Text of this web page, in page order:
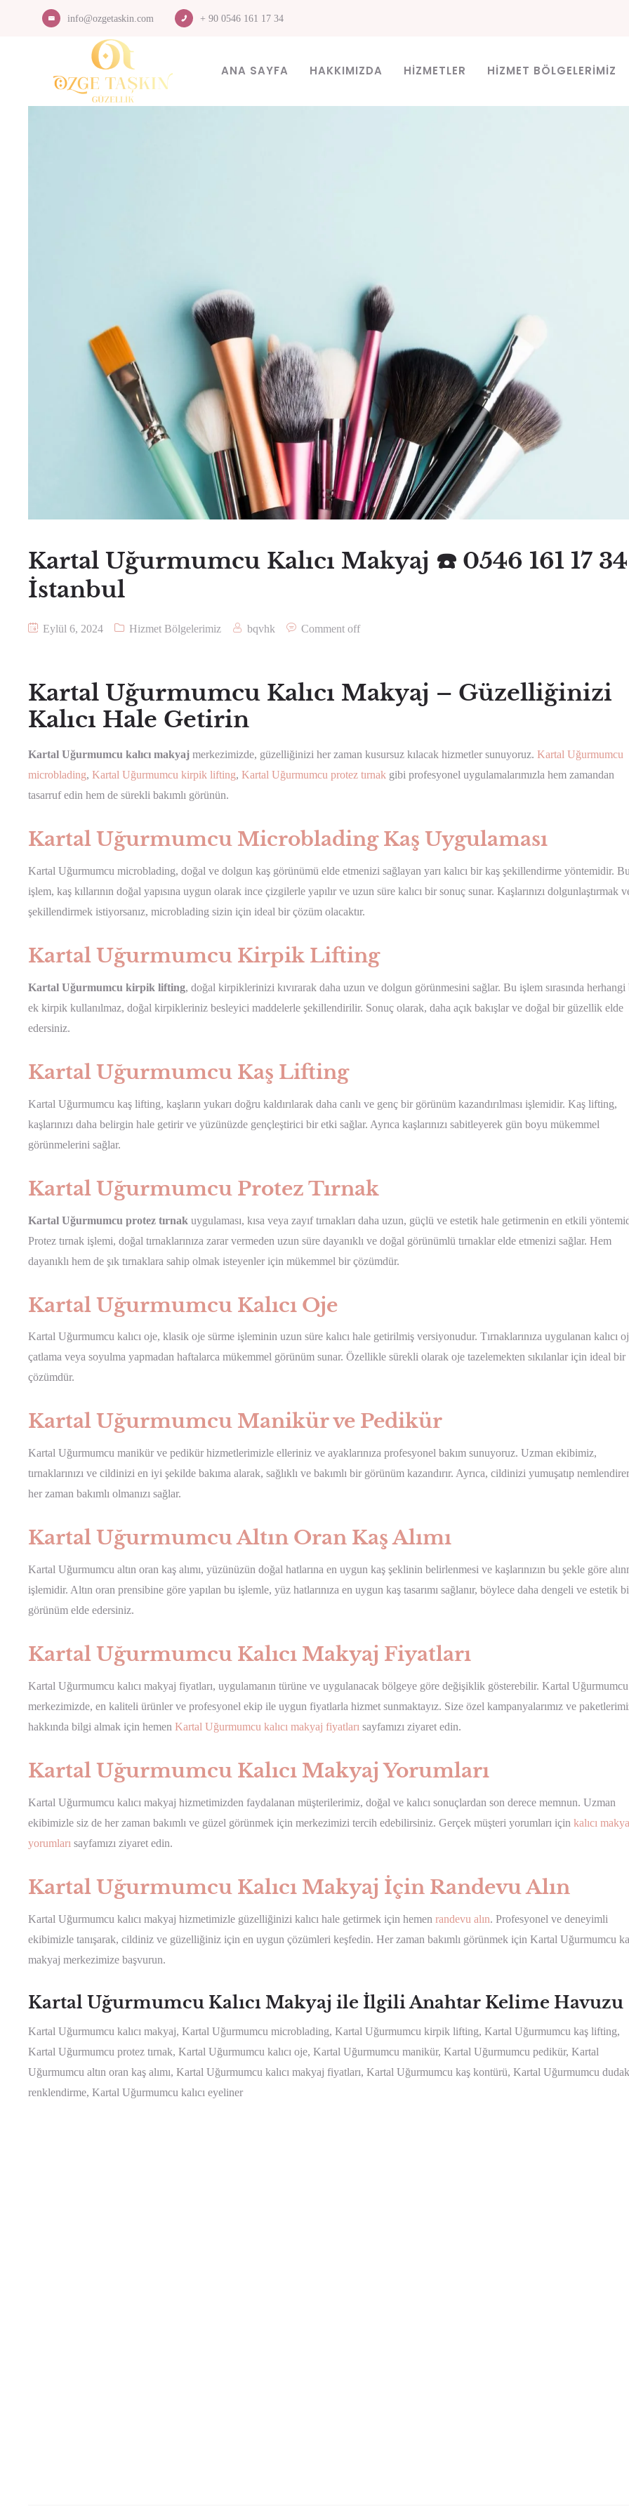
info@ozgetaskin.com + 90 0546 161 17 34
ANA SAYFA HAKKIMIZDA HIZMETLER HIZMET BÖLGELERIMIZ
Kartal Uğurmumcu Kalıcı Makyaj ☎️ 0546 161 17 34 |
İstanbul
Eylül 6, 2024 Hizmet Bölgelerimiz bqvhk Comment off
Kartal Uğurmumcu Kalıcı Makyaj – Güzelliğinizi
Kalıcı Hale Getirin
Kartal Uğurmumcu kalıcı makyaj merkezimizde, güzelliğinizi her zaman kusursuz kılacak hizmetler sunuyoruz. Kartal Uğurmumcu
microblading, Kartal Uğurmumcu kirpik lifting, Kartal Uğurmumcu protez tırnak gibi profesyonel uygulamalarımızla hem zamandan
tasarruf edin hem de sürekli bakımlı görünün.
Kartal Uğurmumcu Microblading Kaş Uygulaması
Kartal Uğurmumcu microblading, doğal ve dolgun kaş görünümü elde etmenizi sağlayan yarı kalıcı bir kaş şekillendirme yöntemidir. Bu
işlem, kaş kıllarının doğal yapısına uygun olarak ince çizgilerle yapılır ve uzun süre kalıcı bir sonuç sunar. Kaşlarınızı dolgunlaştırmak
şekillendirmek istiyorsanız, microblading sizin için ideal bir çözüm olacaktır.
Kartal Uğurmumcu Kirpik Lifting
Kartal Uğurmumcu kirpik lifting, doğal kirpiklerinizi kıvırarak daha uzun ve dolgun görünmesini sağlar. Bu işlem sırasında herhangi
ek kirpik kullanılmaz, doğal kirpikleriniz besleyici maddelerle şekillendirilir. Sonuç olarak, daha açık bakışlar ve doğal bir güzellik elde
edersiniz.
Kartal Uğurmumcu Kaş Lifting
Kartal Uğurmumcu kaş lifting, kaşların yukarı doğru kaldırılarak daha canlı ve genç bir görünüm kazandırılması işlemidir. Kaş lifting,
kaşlarınızı daha belirgin hale getirir ve yüzünüzde gençleştirici bir etki sağlar. Ayrıca kaşlarınızı sabitleyerek gün boyu mükemmel
görünmelerini sağlar.
Kartal Uğurmumcu Protez Tırnak
Kartal Uğurmumcu protez tırnak uygulaması, kısa veya zayıf tırnakları daha uzun, güçlü ve estetik hale getirmenin en etkili
Protez tırnak işlemi, doğal tırnaklarınıza zarar vermeden uzun süre dayanıklı ve doğal görünümlü tırnaklar elde etmenizi sağlar. Hem
dayanıklı hem de şık tırnaklara sahip olmak isteyenler için mükemmel bir çözümdür.
Kartal Uğurmumcu Kalıcı Oje
Kartal Uğurmumcu kalıcı oje, klasik oje sürme işleminin uzun süre kalıcı hale getirilmiş versiyonudur. Tırnaklarınıza uygulanan kalıcı
çatlama veya soyulma yapmadan haftalarca mükemmel görünüm sunar. Özellikle sürekli olarak oje tazelemekten sıkılanlar için ideal bir
çözümdür.
Kartal Uğurmumcu Manikür ve Pedikür
Kartal Uğurmumcu manikür ve pedikür hizmetlerimizle elleriniz ve ayaklarınıza profesyonel bakım sunuyoruz. Uzman ekibimiz,
tırnaklarınızı ve cildinizi en iyi şekilde bakıma alarak, sağlıklı ve bakımlı bir görünüm kazandırır. Ayrıca, cildinizi yumuşatıp
her zaman bakımlı olmanızı sağlar.
Kartal Uğurmumcu Altın Oran Kaş Alımı
Kartal Uğurmumcu altın oran kaş alımı, yüzünüzün doğal hatlarına en uygun kaş şeklinin belirlenmesi ve kaşlarınızın bu şekle göre
işlemidir. Altın oran prensibine göre yapılan bu işlemle, yüz hatlarınıza en uygun kaş tasarımı sağlanır, böylece daha dengeli ve estetik
görünüm elde edersiniz.
Kartal Uğurmumcu Kalıcı Makyaj Fiyatları
Kartal Uğurmumcu kalıcı makyaj fiyatları, uygulamanın türüne ve uygulanacak bölgeye göre değişiklik gösterebilir. Kartal Uğurmumcu
merkezimizde, en kaliteli ürünler ve profesyonel ekip ile uygun fiyatlarla hizmet sunmaktayız. Size özel kampanyalarımız ve
hakkında bilgi almak için hemen Kartal Uğurmumcu kalıcı makyaj fiyatları sayfamızı ziyaret edin.
Kartal Uğurmumcu Kalıcı Makyaj Yorumları
Kartal Uğurmumcu kalıcı makyaj hizmetimizden faydalanan müşterilerimiz, doğal ve kalıcı sonuçlardan son derece memnun. Uzman
ekibimizle siz de her zaman bakımlı ve güzel görünmek için merkezimizi tercih edebilirsiniz. Gerçek müşteri yorumları için kalıcı
yorumları sayfamızı ziyaret edin.
Kartal Uğurmumcu Kalıcı Makyaj İçin Randevu Alın
Kartal Uğurmumcu kalıcı makyaj hizmetimizle güzelliğinizi kalıcı hale getirmek için hemen randevu alın. Profesyonel ve deneyimli
ekibimizle tanışarak, cildiniz ve güzelliğiniz için en uygun çözümleri keşfedin. Her zaman bakımlı görünmek için Kartal Uğurmumcu
makyaj merkezimize başvurun.
Kartal Uğurmumcu Kalıcı Makyaj ile İlgili Anahtar Kelime Havuzu
Kartal Uğurmumcu kalıcı makyaj, Kartal Uğurmumcu microblading, Kartal Uğurmumcu kirpik lifting, Kartal Uğurmumcu kaş lifting,
Kartal Uğurmumcu protez tırnak, Kartal Uğurmumcu kalıcı oje, Kartal Uğurmumcu manikür, Kartal Uğurmumcu pedikür, Kartal
Uğurmumcu altın oran kaş alımı, Kartal Uğurmumcu kalıcı makyaj fiyatları, Kartal Uğurmumcu kaş kontürü, Kartal Uğurmumcu dudak
renklendirme, Kartal Uğurmumcu kalıcı eyeliner